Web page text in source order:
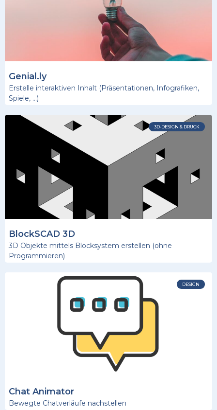
Genial.ly
Erstelle interaktiven Inhalt (Präsentationen, Infografiken,
Spiele, …)
3D-DESIGN & DRUCK
BlockSCAD 3D
3D Objekte mittels Blocksystem erstellen (ohne
Programmieren)
DESIGN
Chat Animator
Bewegte Chatverläufe nachstellen